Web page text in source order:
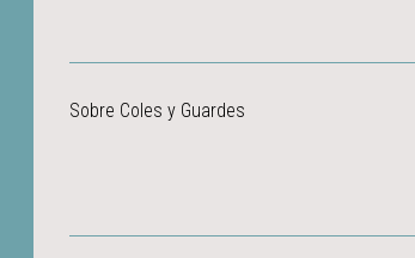
Sobre Coles y Guardes